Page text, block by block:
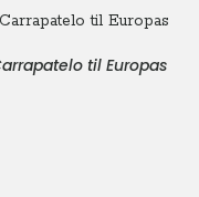
til Europas